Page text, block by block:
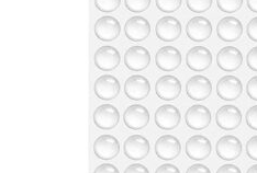
Betingelser